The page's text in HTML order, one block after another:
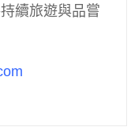
續旅遊與品嘗